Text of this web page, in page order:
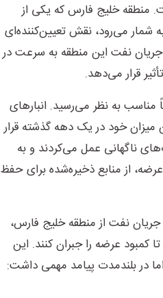
منطقه خلیج فارس که یکی از
شمار می‌رود، نقش تعیین‌کننده‌ای
جریان نفت این منطقه به سرعت در
قرار می‌دهد.
به نظر می‌رسید. انبارهای
میزان خود در یک دهه گذشته قرار
ناگهانی عمل می‌کردند و به
از منابع ذخیره‌شده برای حفظ
نفت از منطقه خلیج فارس،
کمبود عرضه را جبران کنند. این
اما در بلندمدت پیامد مهمی داشت: